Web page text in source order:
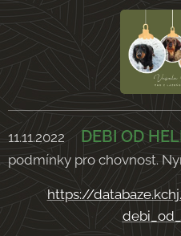
11.11.2022 DEBI OD
podmínky pro chovnost.
https://